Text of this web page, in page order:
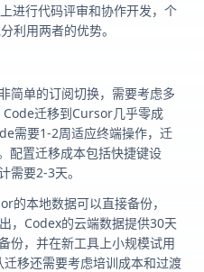
进行代码评审和协作开发，个
利用两者的优势。
简单的订阅切换，需要考虑多
Code迁移到Cursor几乎零成
需要1-2周适应终端操作，迁
配置迁移成本包括快捷键设
需要2-3天。
的本地数据可以直接备份，
，Codex的云端数据提供30天
份，并在新工具上小规模试用
移还需要考虑培训成本和过渡